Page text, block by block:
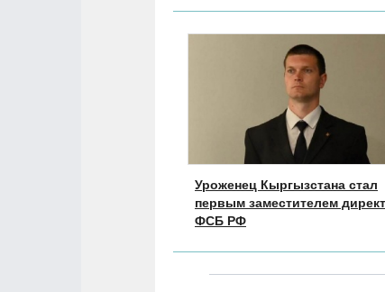
Уроженец Кыргызстана стал
первым заместителем
ФСБ РФ